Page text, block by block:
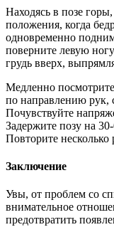
Находясь в позе
положения, когда
одновременно
поверните левую
грудь вверх,
Медленно
по направлению рук,
Почувствуйте
Задержите позу на
Повторите несколько
Заключение
Увы, от проблем со
внимательное
предотвратить